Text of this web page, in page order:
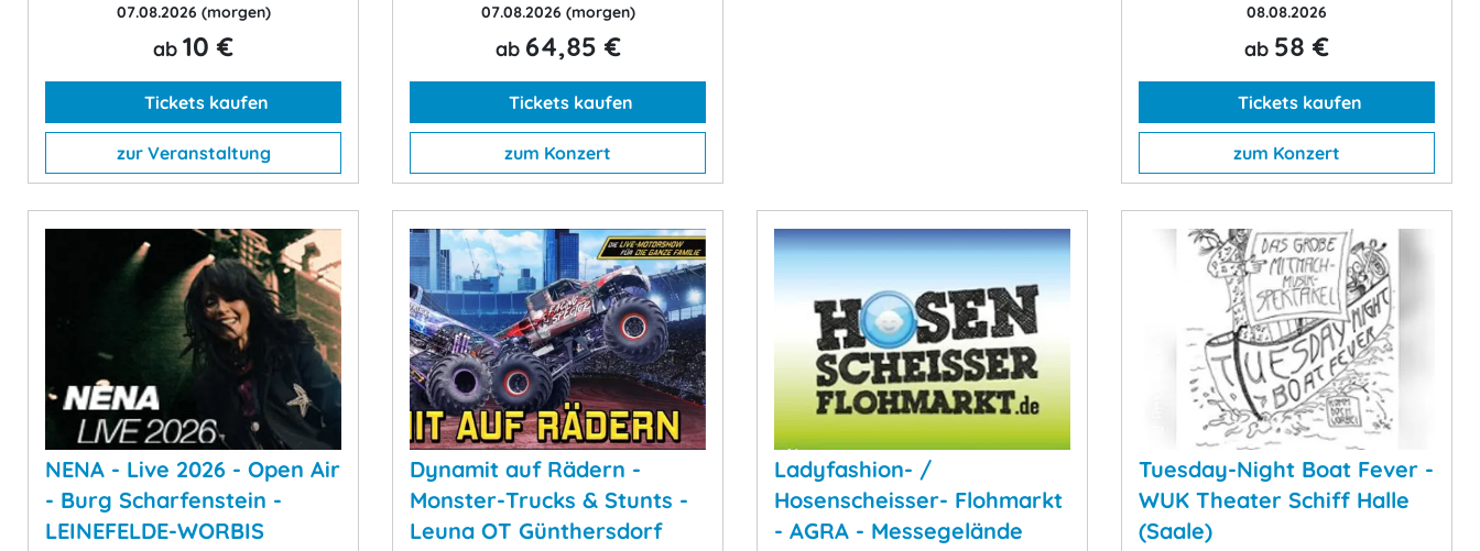
07.08.2026 (morgen)
ab 10 €
Tickets kaufen
zur Veranstaltung
07.08.2026 (morgen)
ab 64,85 €
Tickets kaufen
zum Konzert
08.08.2026
ab 58 €
Tickets kaufen
zum Konzert
NENA - Live 2026 - Open Air
- Burg Scharfenstein -
LEINEFELDE-WORBIS
Dynamit auf Rädern -
Monster-Trucks & Stunts -
Leuna OT Günthersdorf
Ladyfashion- /
Hosenscheisser- Flohmarkt
- AGRA - Messegelände
Tuesday-Night Boat Fever -
WUK Theater Schiff Halle
(Saale)